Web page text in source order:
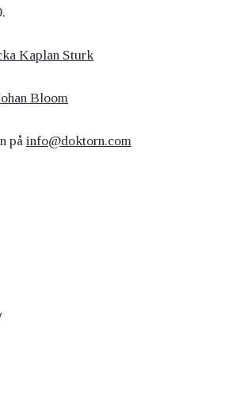
Kaplan Sturk
Bloom
på info@doktorn.com